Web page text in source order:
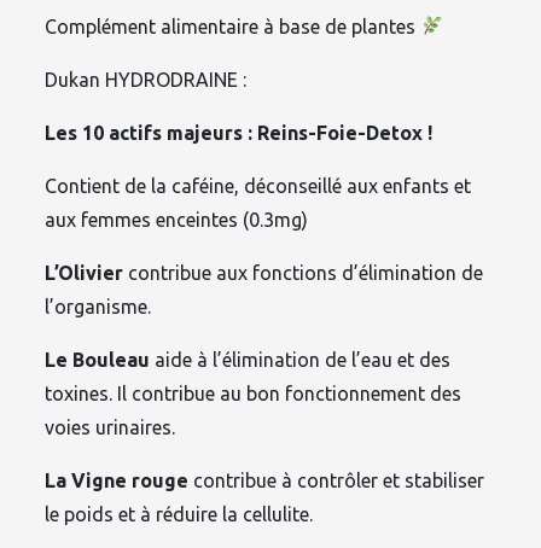
Complément alimentaire à base de plantes
Dukan HYDRODRAINE :
Les 10 actifs majeurs : Reins-Foie-Detox !
Contient de la caféine, déconseillé aux enfants et
aux femmes enceintes (0.3mg)
L’Olivier contribue aux fonctions d’élimination de
l’organisme.
Le Bouleau aide à l’élimination de l’eau et des
toxines. Il contribue au bon fonctionnement des
voies urinaires.
La Vigne rouge contribue à contrôler et stabiliser
le poids et à réduire la cellulite.